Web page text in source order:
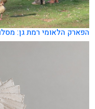
הפארק הלאומי רמת גן: